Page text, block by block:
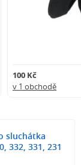
100 Kč
v 1 obchodě
sluchátka
332, 331, 231